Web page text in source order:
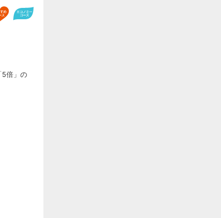
5倍」の